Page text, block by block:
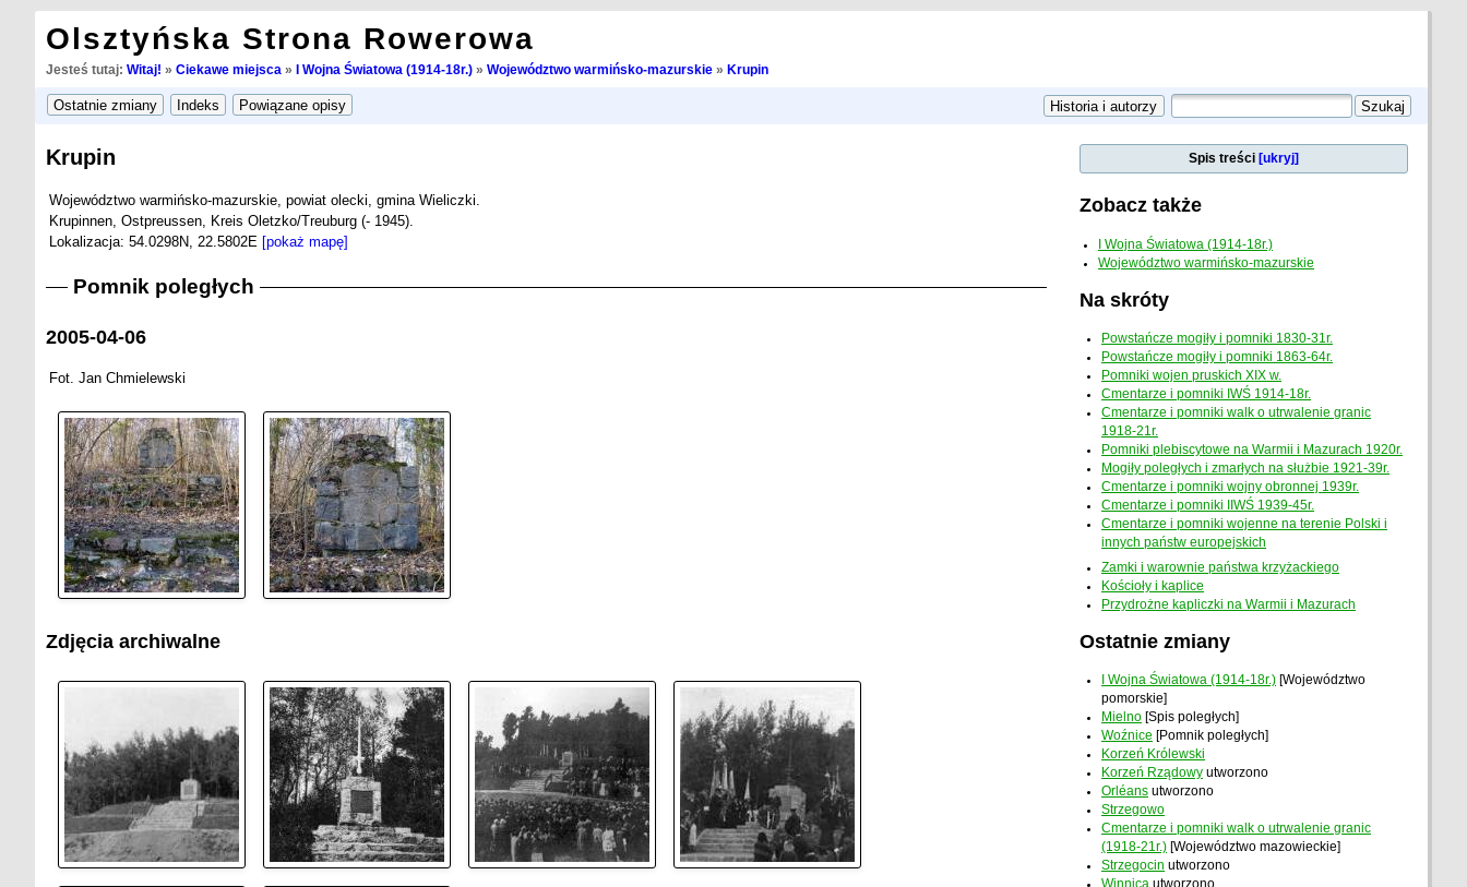
Olsztyńska Strona Rowerowa
Jesteś tutaj: Witaj! » Ciekawe miejsca » I Wojna Światowa (1914-18r.)» Województwo warmińsko-mazurskie» Krupin
Krupin
Województwo warmińsko-mazurskie, powiat olecki, gmina Wieliczki.
Krupinnen, Ostpreussen, Kreis Oletzko/Treuburg (- 1945).
Lokalizacja: 54.0298N, 22.5802E [pokaż mapę]
Pomnik poległych
2005-04-06
Fot. Jan Chmielewski
Zdjęcia archiwalne
Spis treści [ukryj]
Zobacz także
I Wojna Światowa (1914-18r.)
Województwo warmińsko-mazurskie
Na skróty
Powstańcze mogiły i pomniki 1830-31r.
Powstańcze mogiły i pomniki 1863-64r.
Pomniki wojen pruskich XIX w.
Cmentarze i pomniki IWŚ 1914-18r.
Cmentarze i pomniki walk o utrwalenie granic
1918-21r.
Pomniki plebiscytowe na Warmii i Mazurach 1920r.
Mogiły poległych i zmarłych na służbie 1921-39r.
Cmentarze i pomniki wojny obronnej 1939r.
Cmentarze i pomniki IIWŚ 1939-45r.
Cmentarze i pomniki wojenne na terenie Polski i
innych państw europejskich
Zamki i warownie państwa krzyżackiego
Kościoły i kaplice
Przydrożne kapliczki na Warmii i Mazurach
Ostatnie zmiany
I Wojna Światowa (1914-18r.) [Województwo
pomorskie]
Mielno [Spis poległych]
Woźnice [Pomnik poległych]
Korzeń Królewski
Korzeń Rządowy utworzono
Orléans utworzono
Strzegowo
Cmentarze i pomniki walk o utrwalenie granic
(1918-21r.) [Województwo mazowieckie]
Strzegocin utworzono
Winnica utworzono